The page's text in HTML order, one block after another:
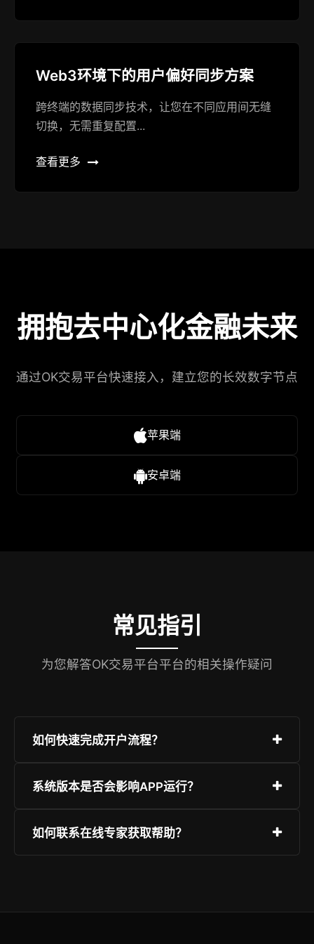
Web3环境下的用户偏好同步方案
跨终端的数据同步技术，让您在不同应用间无缝
切换，无需重复配置...
查看更多
拥抱去中心化金融未来
通过OK交易平台快速接入，建立您的长效数字节点
苹果端
安卓端
常见指引
为您解答OK交易平台平台的相关操作疑问
如何快速完成开户流程？
只需访问“极速注册”页面，填写基础信息并验证，
系统版本是否会影响APP运行？
OK交易平台完美兼容目前市面上的主流硬件与系
如何联系在线专家获取帮助？
快速对话图标。